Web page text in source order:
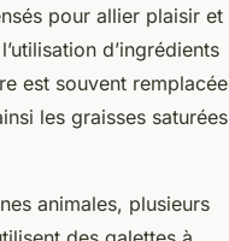
pour allier plaisir et
d’ingrédients
est souvent remplacée
les graisses saturées
animales, plusieurs